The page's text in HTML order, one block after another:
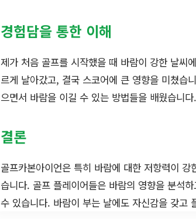
경험담을 통한 이해
제가 처음 골프를 시작했을 때 바람이 강한 날씨
르게 날아갔고, 결국 스코어에 큰 영향을 미쳤습
으면서 바람을 이길 수 있는 방법들을 배웠습니다.
결론
골프카본아이언은 특히 바람에 대한 저항력이
습니다. 골프 플레이어들은 바람의 영향을 분석
수 있습니다. 바람이 부는 날에도 자신감을 갖고